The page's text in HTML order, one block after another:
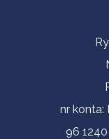
Informacje
nr konta:
96